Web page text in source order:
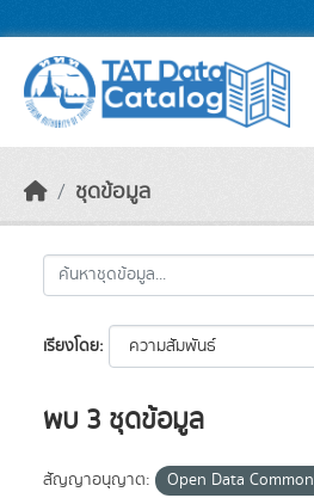
ชุดข้อมูล
เรียงโดย
พบ 3 ชุดข้อมูล
สัญญาอนุญาต: Open Data Common